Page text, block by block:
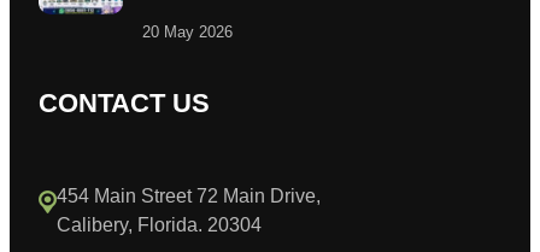
20 May 2026
CONTACT US
454 Main Street 72 Main Drive,
Calibery, Florida. 20304